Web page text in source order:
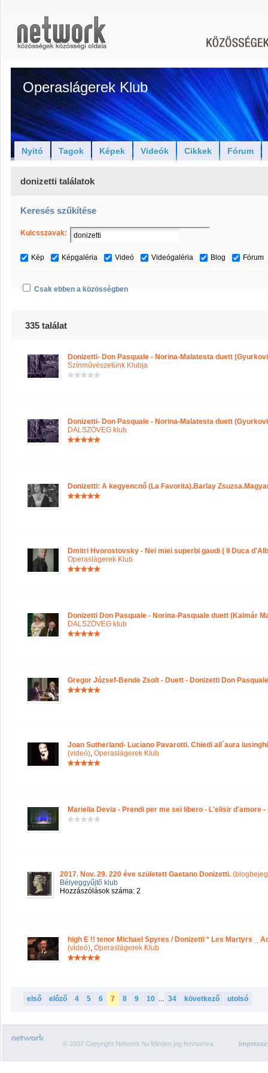
Operaslágerek Klub
Nyitó Tagok Képek Videók Cikkek Fórum
donizetti találatok
Keresés szűkítése
Kulcsszavak:
Kép Képgaléria Videó Videógaléria Blog Fórum
Csak ebben a közösségben
335 találat
Donizetti- Don Pasquale - Norina-Malatesta duett
Színművészetünk Klubja
Donizetti- Don Pasquale - Norina-Malatesta duett
DALSZÖVEG klub
Donizetti: A kegyencnő (La Favorita).Barlay
Dmitri Hvorostovsky - Nei miei superbi gaudi ( Il Duca
Operaslágerek Klub
Donizetti Don Pasquale - Norina-Pasquale duett (Kalmár
DALSZÖVEG klub
Gregor József-Bende Zsolt - Duett - Donizetti Don Pasquale
Joan Sutherland- Luciano Pavarotti. Chiedi all´aura
(videó), Operaslágerek Klub
Mariella Devia - Prendi per me sei libero - L'elisir d'amore -
2017. Nov. 29. 220 éve született Gaetano Donizetti.
Bélyeggyűjtő klub
Hozzászólások száma: 2
high E !! tenor Michael Spyres / Donizetti * Les Martyrs _
(videó), Operaslágerek Klub
első előző 4 5 6 7 8 9 10 ... 34 következő utolsó
© 2007 Copyright Network.hu Minden jog fenntartva.